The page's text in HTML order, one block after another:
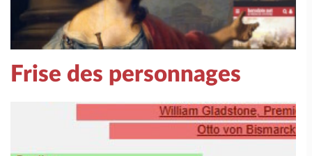
Frise des personnages